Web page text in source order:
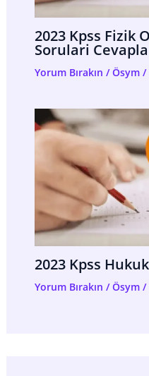
2023 Kpss Fizik
Sorulari
Yorum Bırakın /Ösym/
2023 Kpss
Yorum Bırakın /Ösym/